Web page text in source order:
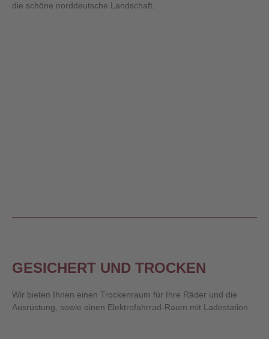
die schöne norddeutsche Landschaft.
GESICHERT UND TROCKEN
Wir bieten Ihnen einen Trockenraum für Ihre Räder und die
Ausrüstung, sowie einen Elektrofahrrad-Raum mit Ladestation.